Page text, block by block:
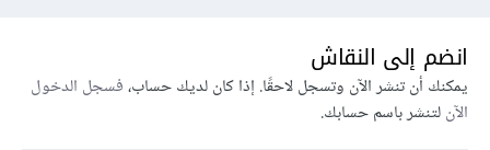
يحضر أبنه الجنازه وهو الان يعيش بسويسرا و أخذ الجنسيه
السويسريه ولقد أعطاه الرئيس عبد الفتاح السيسي جواز سف
دبلوماسي مكتوب فيه ملك مصر السابق و هذا ما قاله في أحد
انضم إلى النقاش
يمكنك أن تنشر الآن وتسجل لاحقًا. إذا كان لديك حساب،فسجل الدخول
الآنلتنشر باسم حسابك.